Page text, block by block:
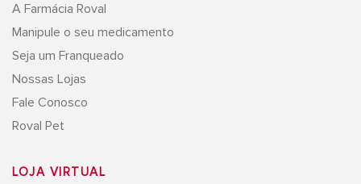
A Farmácia Roval
Manipule o seu medicamento
Seja um Franqueado
Nossas Lojas
Fale Conosco
Roval Pet
LOJA VIRTUAL